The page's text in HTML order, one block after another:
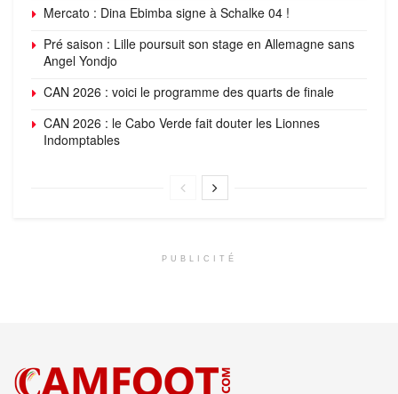
Mercato : Dina Ebimba signe à Schalke 04 !
Pré saison : Lille poursuit son stage en Allemagne sans
Angel Yondjo
CAN 2026 : voici le programme des quarts de finale
CAN 2026 : le Cabo Verde fait douter les Lionnes
Indomptables
PUBLICITÉ